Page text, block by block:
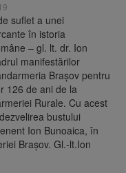
suflet a unei
în istoria
– gl. lt. dr. Ion
manifestărilor
Brașov pentru
126 de ani de la
Rurale. Cu acest
bustului
Ion Bunoaica, în
Braşov. Gl.-lt.Ion